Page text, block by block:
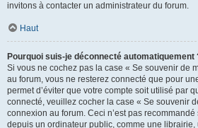
invitons à contacter un administrateur du forum.
Haut
Pourquoi suis-je déconnecté automatiquement
Si vous ne cochez pas la case « Se souvenir de
au forum, vous ne resterez connecté que pour
permet d’éviter que votre compte soit utilisé par
connecté, veuillez cocher la case « Se souvenir
connexion au forum. Ceci n’est pas
depuis un ordinateur public, comme une